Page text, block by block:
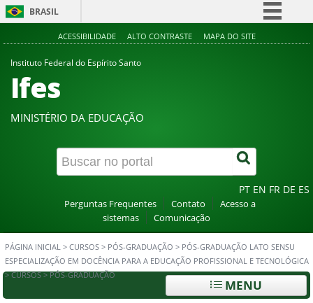
BRASIL
Simplifique!
Canais
ACESSIBILIDADE ALTO CONTRASTE MAPA DO SITE
Instituto Federal do Espírito Santo
Ifes
MINISTÉRIO DA EDUCAÇÃO
PT EN FR DE ES
Perguntas Frequentes Contato
Acesso a
sistemas
Comunicação
PÁGINA INICIAL > CURSOS > PÓS-GRADUAÇÃO > PÓS-GRADUAÇÃO LATO SENSU
ESPECIALIZAÇÃO EM DOCÊNCIA PARA A EDUCAÇÃO PROFISSIONAL E TECNOLÓGICA
> CURSOS > PÓS-GRADUAÇÃO
MENU